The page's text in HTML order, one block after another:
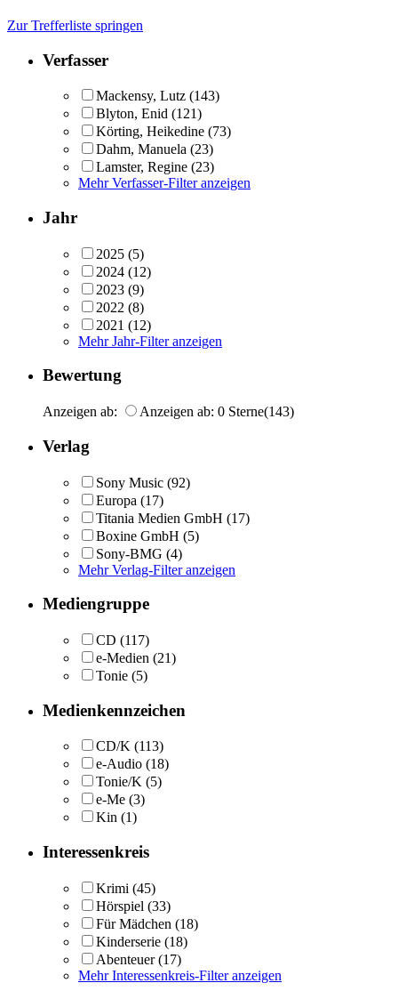
Zur Trefferliste springen
Verfasser
Mackensy, Lutz (143)
Blyton, Enid (121)
Körting, Heikedine (73)
Dahm, Manuela (23)
Lamster, Regine (23)
Mehr Verfasser-Filter anzeigen
Jahr
2025 (5)
2024 (12)
2023 (9)
2022 (8)
2021 (12)
Mehr Jahr-Filter anzeigen
Bewertung
Anzeigen ab: Anzeigen ab: 0 Sterne(143)
Verlag
Sony Music (92)
Europa (17)
Titania Medien GmbH (17)
Boxine GmbH (5)
Sony-BMG (4)
Mehr Verlag-Filter anzeigen
Mediengruppe
CD (117)
e-Medien (21)
Tonie (5)
Medienkennzeichen
CD/K (113)
e-Audio (18)
Tonie/K (5)
e-Me (3)
Kin (1)
Interessenkreis
Krimi (45)
Hörspiel (33)
Für Mädchen (18)
Kinderserie (18)
Abenteuer (17)
Mehr Interessenkreis-Filter anzeigen